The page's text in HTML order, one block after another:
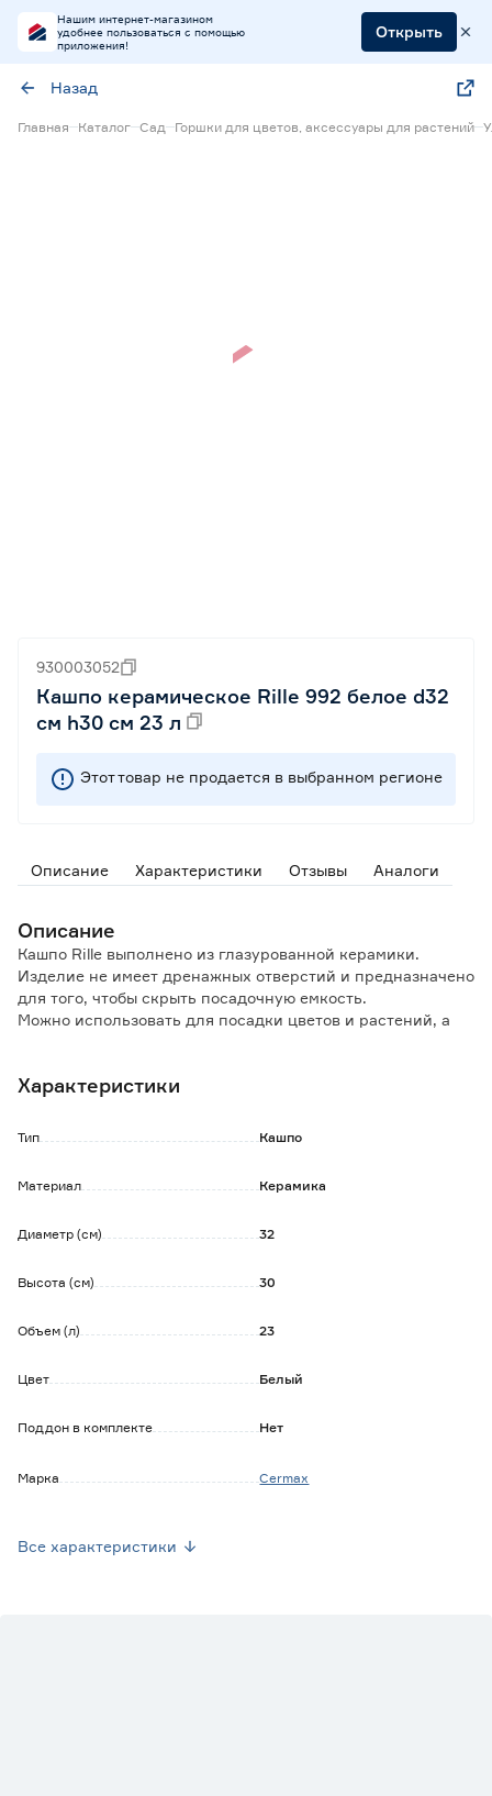
Нашим интернет-магазином
удобнее пользоваться с помощью
приложения!
Открыть
Назад
Главная Каталог Сад Горшки для цветов, аксессуары для растений
930003052
Кашпо керамическое Rille 992 белое d32
см h30 см 23 л
Этот товар не продается в выбранном регионе
Описание Характеристики Отзывы Аналоги
Описание
Кашпо Rille выполнено из глазурованной керамики.
Изделие не имеет дренажных отверстий и предназначено
для того, чтобы скрыть посадочную емкость.
Можно использовать для посадки цветов и растений, а
Характеристики
Тип Кашпо
Материал Керамика
Диаметр (см) 32
Высота (см) 30
Объем (л) 23
Цвет Белый
Поддон в комплекте Нет
Марка Cermax
Все характеристики